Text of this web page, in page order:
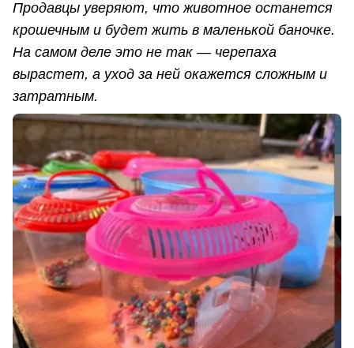
Продавцы уверяют, что животное останется
крошечным и будет жить в маленькой баночке.
На самом деле это не так — черепаха
вырастет, а уход за ней окажется сложным и
затратным.